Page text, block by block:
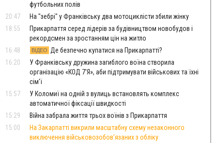
футбольних полів
20:47
На "зебрі" у Франківську два мотоциклісти збили жінку
18:55
Прикарпаття серед лідерів за будівництвом новобудов і
рекордсмен за зростанням цін на житло
16:48
ВІДЕО Де безпечно купатися на Прикарпатті?
16:20
У Франківську дружина загиблого воїна створила
організацію «КОД 7'Я», аби підтримувати військових та їхні
сім'ї
15:57
У Коломиї на одній з вулиць встановлять комплекс
автоматичної фіксації швидкості
15:29
Війна забрала життя трьох воїнів з Прикарпаття
15:00
На Закарпатті викрили масштабну схему незаконного
виключення військовозобов’язаних з обліку